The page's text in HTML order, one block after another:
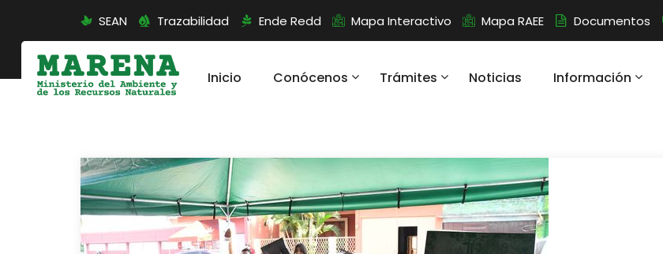
SEAN Trazabilidad Ende Redd Mapa Interactivo Mapa RAEE Documentos
Inicio Conócenos Trámites Noticias Información